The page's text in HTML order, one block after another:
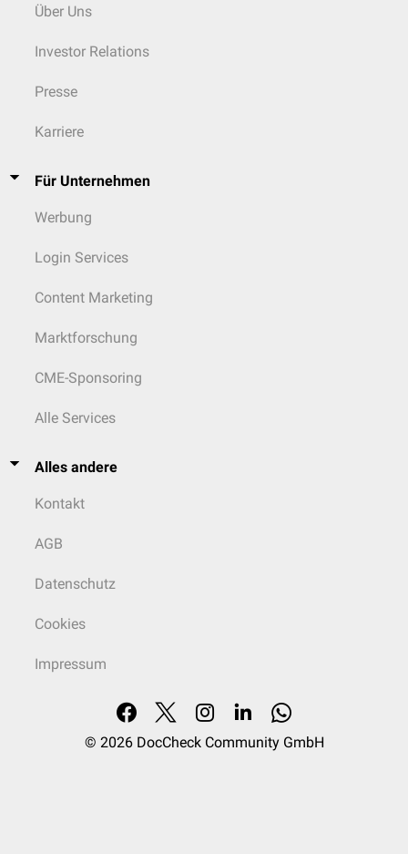
Über Uns
Investor Relations
Presse
Karriere
Für Unternehmen
Werbung
Login Services
Content Marketing
Marktforschung
CME-Sponsoring
Alle Services
Alles andere
Kontakt
AGB
Datenschutz
Cookies
Impressum
© 2026 DocCheck Community GmbH